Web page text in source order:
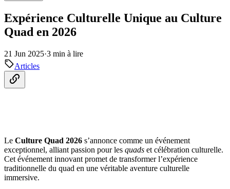
Expérience Culturelle Unique au Culture
Quad en 2026
21 Jun 2025·3 min à lire
Articles
Le Culture Quad 2026 s’annonce comme un événement
exceptionnel, alliant passion pour les quads et célébration culturelle.
Cet événement innovant promet de transformer l’expérience
traditionnelle du quad en une véritable aventure culturelle
immersive.